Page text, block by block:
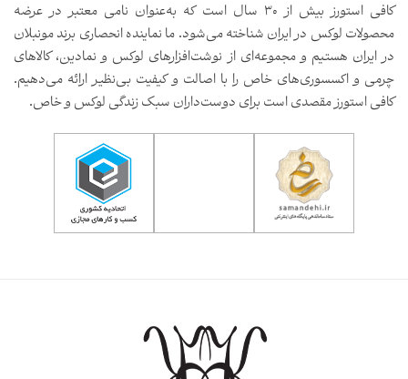
کافی استورز بیش از ۳۰ سال است که به‌عنوان نامی معتبر در عرضه
محصولات لوکس در ایران شناخته می‌شود. ما نماینده انحصاری برند مونبلان
در ایران هستیم و مجموعه‌ای از نوشت‌افزارهای لوکس و نمادین، کالاهای
چرمی و اکسسوری‌های خاص را با اصالت و کیفیت بی‌نظیر ارائه می‌دهیم.
کافی استورز مقصدی است برای دوست‌داران سبک زندگی لوکس و خاص.